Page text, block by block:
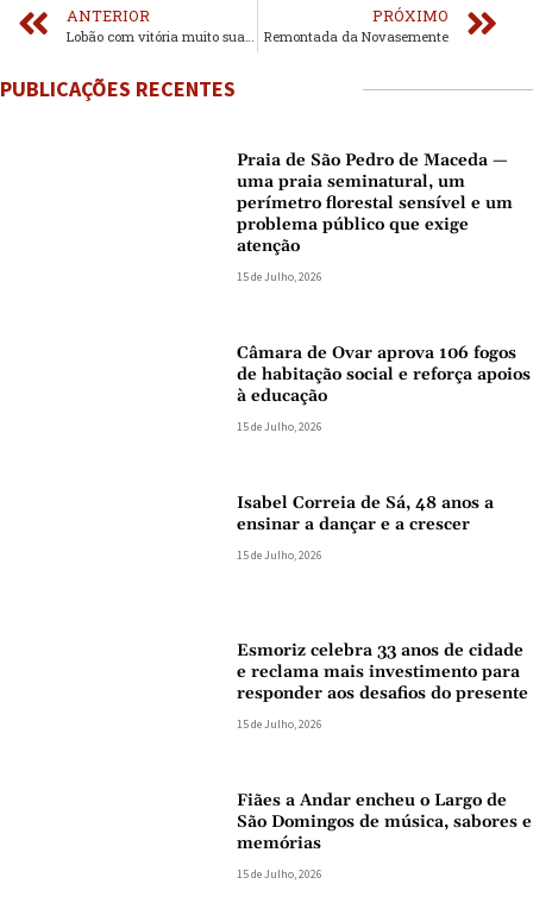
ANTERIOR PRÓXIMO
Remontada da Novasemente
PUBLICAÇÕES RECENTES
Praia de São Pedro de Maceda —
uma praia seminatural, um
perímetro florestal sensível e um
problema público que exige
atenção
15 de Julho, 2026
Câmara de Ovar aprova 106 fogos
de habitação social e reforça apoios
à educação
15 de Julho, 2026
Isabel Correia de Sá, 48 anos a
ensinar a dançar e a crescer
15 de Julho, 2026
Esmoriz celebra 33 anos de cidade
e reclama mais investimento para
responder aos desafios do presente
15 de Julho, 2026
Fiães a Andar encheu o Largo de
São Domingos de música, sabores e
memórias
15 de Julho, 2026